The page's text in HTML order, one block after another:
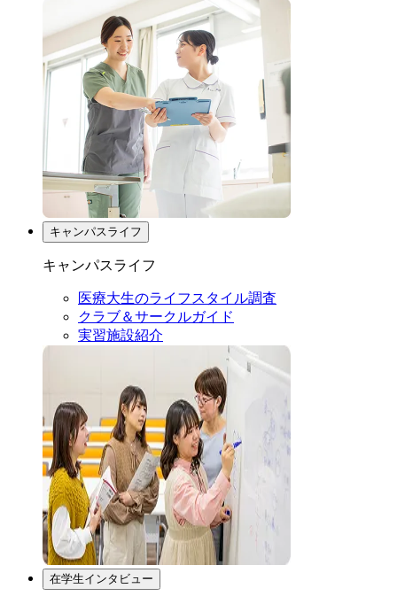
キャンパスライフ
キャンパスライフ
医療大生のライフスタイル調査
クラブ＆サークルガイド
実習施設紹介
在学生インタビュー